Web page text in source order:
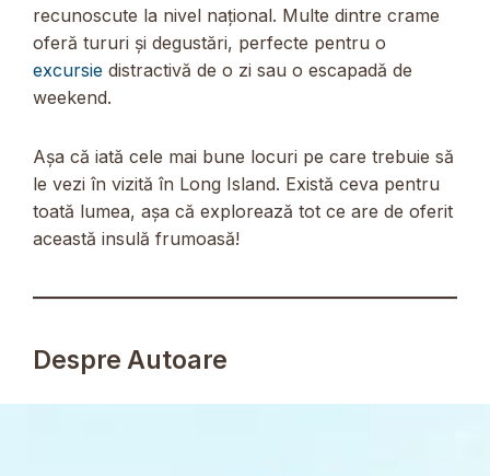
recunoscute la nivel național. Multe dintre crame
oferă tururi și degustări, perfecte pentru o
excursie distractivă de o zi sau o escapadă de
weekend.
Așa că iată cele mai bune locuri pe care trebuie să
le vezi în vizită în Long Island. Există ceva pentru
toată lumea, așa că explorează tot ce are de oferit
această insulă frumoasă!
Despre Autoare